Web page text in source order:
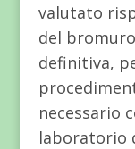
valutato
del
definitiva,
necessario
laboratorio